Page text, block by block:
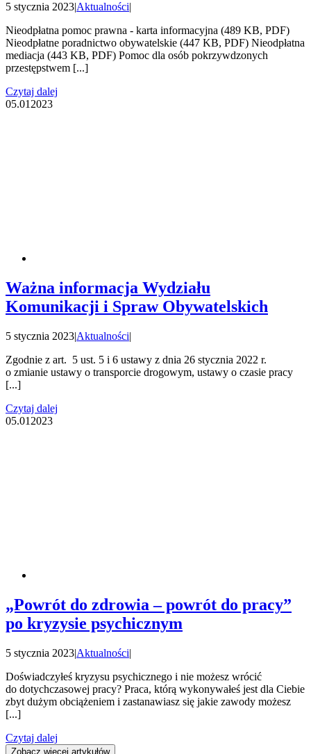
5 stycznia 2023|Aktualności|
Nieodpłatna pomoc prawna - karta informacyjna (489 KB, PDF)
Nieodpłatne poradnictwo obywatelskie (447 KB, PDF) Nieodpłatna
mediacja (443 KB, PDF) Pomoc dla osób pokrzywdzonych
przestępstwem [...]
Czytaj dalej
05.01 2023
Ważna informacja Wydziału
Komunikacji i Spraw Obywatelskich
5 stycznia 2023|Aktualności|
Zgodnie z art. 5 ust. 5 i 6 ustawy z dnia 26 stycznia 2022 r.
o zmianie ustawy o transporcie drogowym, ustawy o czasie pracy
[...]
Czytaj dalej
05.01 2023
„Powrót do zdrowia – powrót do pracy”
po kryzysie psychicznym
5 stycznia 2023|Aktualności|
Doświadczyłeś kryzysu psychicznego i nie możesz wrócić
do dotychczasowej pracy? Praca, którą wykonywałeś jest dla Ciebie
zbyt dużym obciążeniem i zastanawiasz się jakie zawody możesz
[...]
Czytaj dalej
Zobacz więcej artykułów